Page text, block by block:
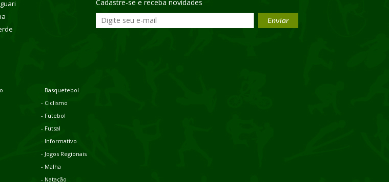
Cadastre-se e receba novidades
Enviar
- Basquetebol
- Ciclismo
- Futebol
- Futsal
- Informativo
- Jogos Regionais
- Malha
- Natação